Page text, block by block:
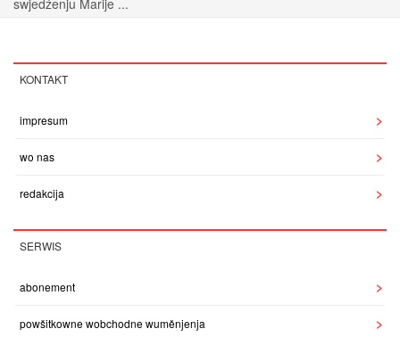
swjedźenju Marije ...
KONTAKT
impresum
wo nas
redakcija
SERWIS
abonement
powšitkowne wobchodne wuměnjenja